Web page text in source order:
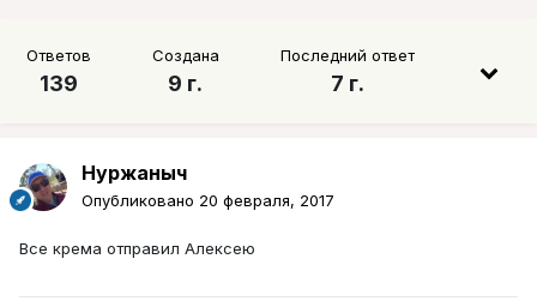
Ответов
139
Создана
9 г.
Последний ответ
7 г.
Нуржаныч
Опубликовано 20 февраля, 2017
Все крема отправил Алексею